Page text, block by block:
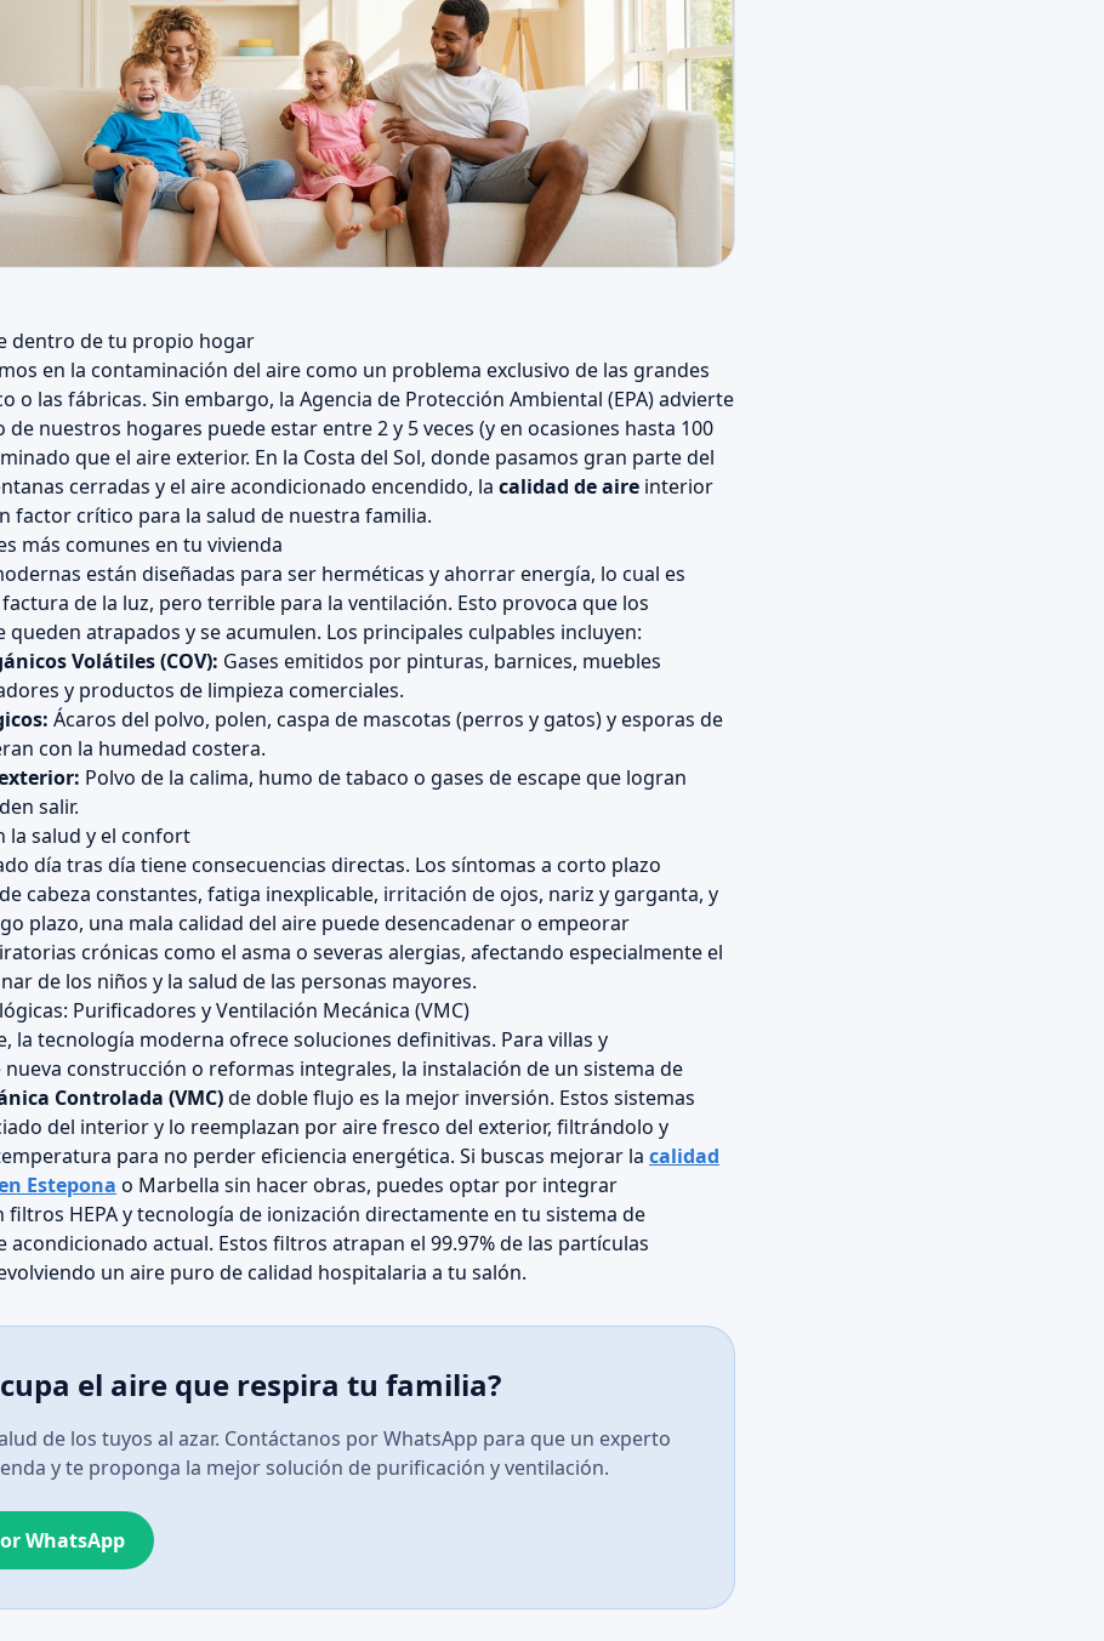
dentro de tu propio hogar
en la contaminación del aire como un problema exclusivo de las grandes
o las fábricas. Sin embargo, la Agencia de Protección Ambiental (EPA) advierte
nuestros hogares puede estar entre 2 y 5 veces (y en ocasiones hasta 100
que el aire exterior. En la Costa del Sol, donde pasamos gran parte del
cerradas y el aire acondicionado encendido, la calidad de aire interior
factor crítico para la salud de nuestra familia.
más comunes en tu vivienda
están diseñadas para ser herméticas y ahorrar energía, lo cual es
de la luz, pero terrible para la ventilación. Esto provoca que los
queden atrapados y se acumulen. Los principales culpables incluyen:
Volátiles (COV): Gases emitidos por pinturas, barnices, muebles
y productos de limpieza comerciales.
Ácaros del polvo, polen, caspa de mascotas (perros y gatos) y esporas de
con la humedad costera.
Polvo de la calima, humo de tabaco o gases de escape que logran
salir.
la salud y el confort
día tras día tiene consecuencias directas. Los síntomas a corto plazo
cabeza constantes, fatiga inexplicable, irritación de ojos, nariz y garganta, y
plazo, una mala calidad del aire puede desencadenar o empeorar
crónicas como el asma o severas alergias, afectando especialmente el
de los niños y la salud de las personas mayores.
Purificadores y Ventilación Mecánica (VMC)
la tecnología moderna ofrece soluciones definitivas. Para villas y
construcción o reformas integrales, la instalación de un sistema de
Controlada (VMC)de doble flujo es la mejor inversión. Estos sistemas
del interior y lo reemplazan por aire fresco del exterior, filtrándolo y
para no perder eficiencia energética. Si buscas mejorar la calidad
Estepona o Marbella sin hacer obras, puedes optar por integrar
HEPA y tecnología de ionización directamente en tu sistema de
acondicionado actual. Estos filtros atrapan el 99.97% de las partículas
un aire puro de calidad hospitalaria a tu salón.
el aire que respira tu familia?
de los tuyos al azar. Contáctanos por WhatsApp para que un experto
y te proponga la mejor solución de purificación y ventilación.
WhatsApp